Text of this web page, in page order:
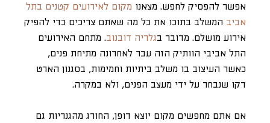
אפשר להפסיק לחפש. מצאנו מקום לאירועים קטנים בתל
אביב המשלב בתוכו את כל מה שאתם צריכים כדי להפיק
אירוע מושלם. מדובר בגלריה דובנוב. מתחם האירועים
התל אביבי הוותיק הזה עבר לאחרונה מתיחת פנים,
כאשר העיצוב בו משלב ביתיות וחמימות, בסגנון הארט
דקו שנבחר על ידי מעצב הפנים, ולא במקרה.
אם אתם מחפשים מקום יוצא דופן, החורג מהגנריות גם